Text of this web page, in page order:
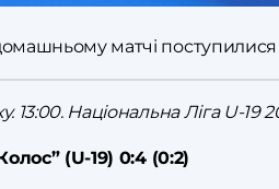
матчі поступилися
13:00. Національна Ліга U-19
(U-19) 0:4 (0:2)